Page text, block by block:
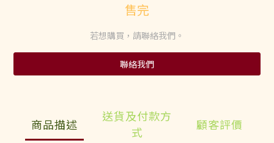
售完
若想購買，請聯絡我們。
聯絡我們
商品描述
送貨及付款方
式
顧客評價